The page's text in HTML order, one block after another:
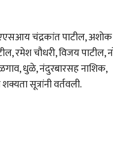
एएसआय चंद्रकांत पाटील, अशोक
रमेश चौधरी, विजय पाटील,
धुळे, नंदुरबारसह नाशिक,
सूत्रांनी वर्तवली.